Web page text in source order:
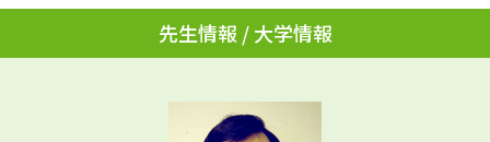
テレメール進学カタログ
訂正のご案内
先生情報 / 大学情報